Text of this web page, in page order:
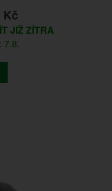
Kč
JIŽ ZÍTRA
7.8.